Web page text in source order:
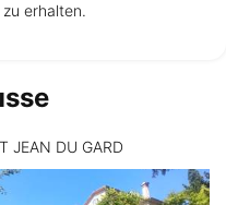
erhalten.
JEAN DU GARD